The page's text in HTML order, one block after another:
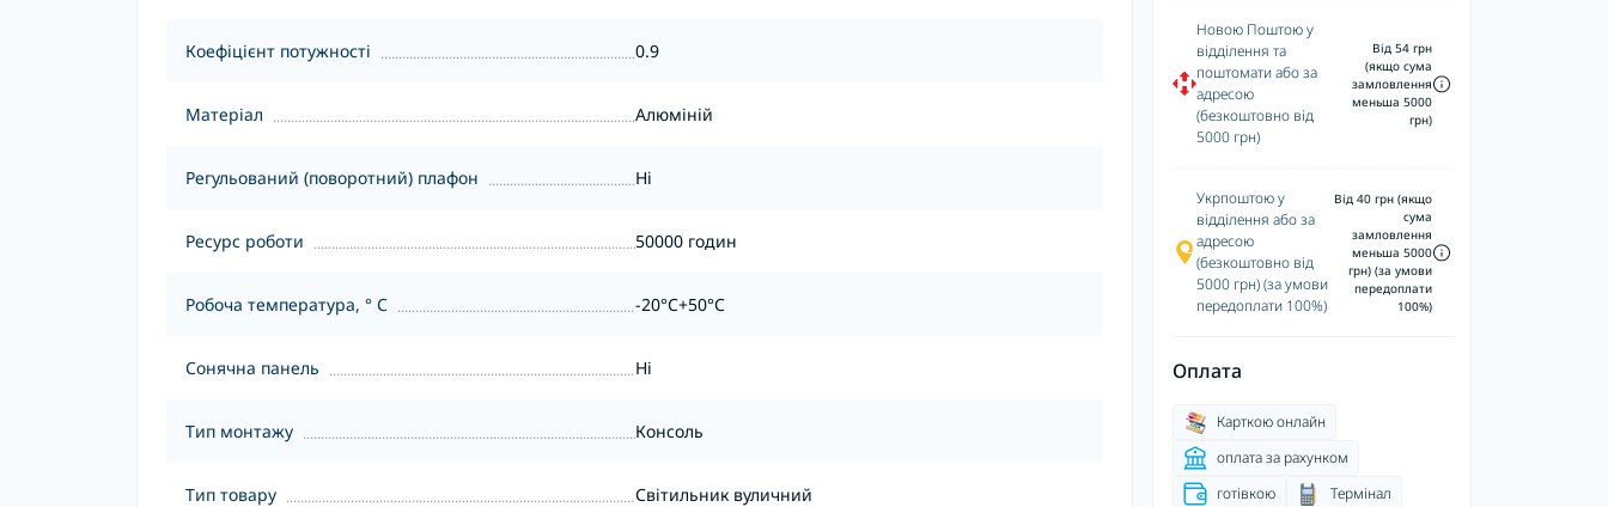
Новою Поштою у
відділення та
поштомати або за
адресою
(безкоштовно від
5000 грн)
Від 54 грн
(якщо сума
замловлення
меньша 5000
грн)
Укрпоштою у
відділення або за
адресою
(безкоштовно від
5000 грн) (за умови
передоплати 100%)
Від 40 грн (якщо
сума
замловлення
меньша 5000
грн) (за умови
передоплати
100%)
Оплата
Карткою онлайн
оплата за рахунком
готівкою
Термінал
Коефіцієнт потужності 0.9
Матеріал Алюміній
Регульований (поворотний) плафон Ні
Ресурс роботи 50000 годин
Робоча температура, ° С -20°C+50°С
Сонячна панель Ні
Тип монтажу Консоль
Тип товару Світильник вуличний